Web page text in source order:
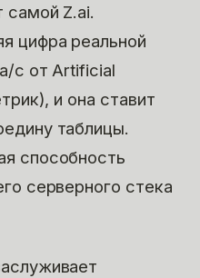
самой Z.ai.
цифра реальной
с от Artificial
и она ставит
таблицы.
способность
серверного стека